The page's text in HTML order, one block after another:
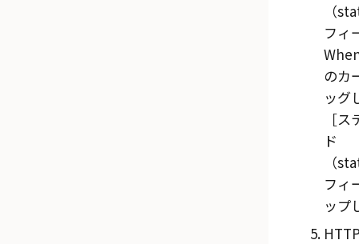
（
フィ
のカ
ッグ
ス
ド
（
フィ
ップ